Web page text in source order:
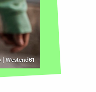
| Westend61